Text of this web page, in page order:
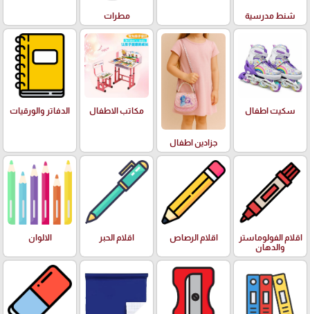
شنط مدرسية مطرات
سكيت اطفال
جزادين اطفال
مكاتب الاطفال الدفاتر والورقيات
اقلام الفولوماستر
والدهان
اقلام الرصاص اقلام الحبر الالوان